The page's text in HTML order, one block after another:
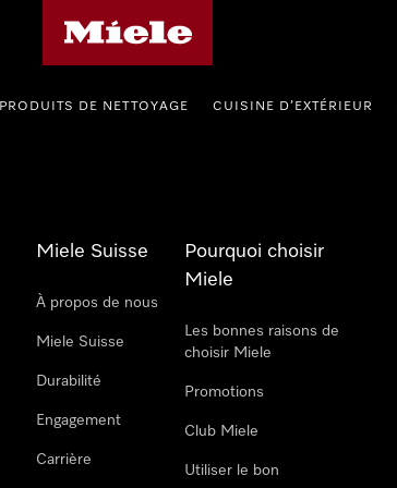
PRODUITS DE NETTOYAGE CUISINE D’EXTÉRIEUR
Miele Suisse
À propos de nous
Miele Suisse
Durabilité
Engagement
Carrière
Pourquoi choisir
Miele
Les bonnes raisons de
choisir Miele
Promotions
Club Miele
Utiliser le bon